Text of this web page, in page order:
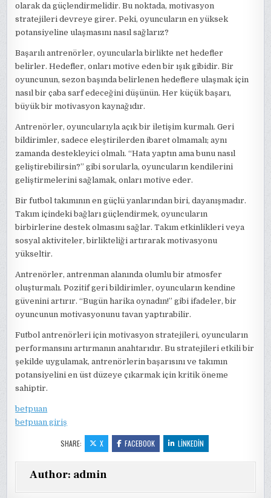
olarak da güçlendirmelidir. Bu noktada, motivasyon
stratejileri devreye girer. Peki, oyuncuların en yüksek
potansiyeline ulaşmasını nasıl sağlarız?
Başarılı antrenörler, oyuncularla birlikte net hedefler
belirler. Hedefler, onları motive eden bir ışık gibidir. Bir
oyuncunun, sezon başında belirlenen hedeflere ulaşmak için
nasıl bir çaba sarf edeceğini düşünün. Her küçük başarı,
büyük bir motivasyon kaynağıdır.
Antrenörler, oyuncularıyla açık bir iletişim kurmalı. Geri
bildirimler, sadece eleştirilerden ibaret olmamalı; aynı
zamanda destekleyici olmalı. “Hata yaptın ama bunu nasıl
geliştirebilirsin?” gibi sorularla, oyuncuların kendilerini
geliştirmelerini sağlamak, onları motive eder.
Bir futbol takımının en güçlü yanlarından biri, dayanışmadır.
Takım içindeki bağları güçlendirmek, oyuncuların
birbirlerine destek olmasını sağlar. Takım etkinlikleri veya
sosyal aktiviteler, birlikteliği artırarak motivasyonu
yükseltir.
Antrenörler, antrenman alanında olumlu bir atmosfer
oluşturmalı. Pozitif geri bildirimler, oyuncuların kendine
güvenini artırır. “Bugün harika oynadın!” gibi ifadeler, bir
oyuncunun motivasyonunu tavan yaptırabilir.
Futbol antrenörleri için motivasyon stratejileri, oyuncuların
performansını artırmanın anahtarıdır. Bu stratejileri etkili bir
şekilde uygulamak, antrenörlerin başarısını ve takımın
potansiyelini en üst düzeye çıkarmak için kritik öneme
sahiptir.
betpuan
betpuan giriş
SHARE: X FACEBOOK LINKEDIN
Author: admin